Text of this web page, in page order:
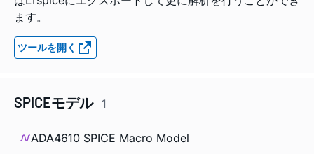
ます。
ツールを開く
SPICEモデル 1
ADA4610 SPICE Macro Model